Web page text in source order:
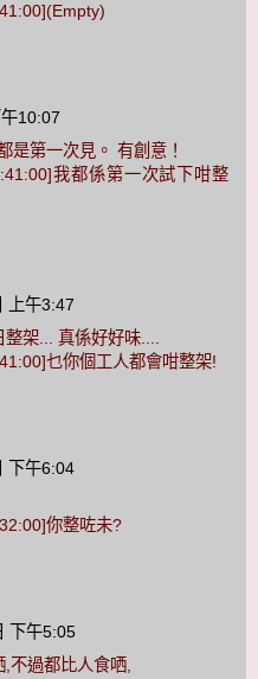
10:07
是第一次見。 有創意！
我都係第一次試下咁整
上午3:47
架... 真係好好味....
乜你個工人都會咁整架!
下午6:04
你整咗未?
下午5:05
不過都比人食哂,